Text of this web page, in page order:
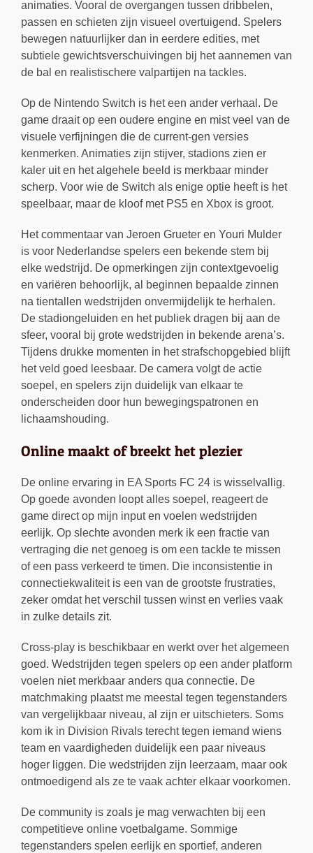
animaties. Vooral de overgangen tussen dribbelen,
passen en schieten zijn visueel overtuigend. Spelers
bewegen natuurlijker dan in eerdere edities, met
subtiele gewichtsverschuivingen bij het aannemen van
de bal en realistischere valpartijen na tackles.
Op de Nintendo Switch is het een ander verhaal. De
game draait op een oudere engine en mist veel van de
visuele verfijningen die de current-gen versies
kenmerken. Animaties zijn stijver, stadions zien er
kaler uit en het algehele beeld is merkbaar minder
scherp. Voor wie de Switch als enige optie heeft is het
speelbaar, maar de kloof met PS5 en Xbox is groot.
Het commentaar van Jeroen Grueter en Youri Mulder
is voor Nederlandse spelers een bekende stem bij
elke wedstrijd. De opmerkingen zijn contextgevoelig
en variëren behoorlijk, al beginnen bepaalde zinnen
na tientallen wedstrijden onvermijdelijk te herhalen.
De stadiongeluiden en het publiek dragen bij aan de
sfeer, vooral bij grote wedstrijden in bekende arena’s.
Tijdens drukke momenten in het strafschopgebied blijft
het veld goed leesbaar. De camera volgt de actie
soepel, en spelers zijn duidelijk van elkaar te
onderscheiden door hun bewegingspatronen en
lichaamshouding.
Online maakt of breekt het plezier
De online ervaring in EA Sports FC 24 is wisselvallig.
Op goede avonden loopt alles soepel, reageert de
game direct op mijn input en voelen wedstrijden
eerlijk. Op slechte avonden merk ik een fractie van
vertraging die net genoeg is om een tackle te missen
of een pass verkeerd te timen. Die inconsistentie in
connectiekwaliteit is een van de grootste frustraties,
zeker omdat het verschil tussen winst en verlies vaak
in zulke details zit.
Cross-play is beschikbaar en werkt over het algemeen
goed. Wedstrijden tegen spelers op een ander platform
voelen niet merkbaar anders qua connectie. De
matchmaking plaatst me meestal tegen tegenstanders
van vergelijkbaar niveau, al zijn er uitschieters. Soms
kom ik in Division Rivals terecht tegen iemand wiens
team en vaardigheden duidelijk een paar niveaus
hoger liggen. Die wedstrijden zijn leerzaam, maar ook
ontmoedigend als ze te vaak achter elkaar voorkomen.
De community is zoals je mag verwachten bij een
competitieve online voetbalgame. Sommige
tegenstanders spelen eerlijk en sportief, anderen